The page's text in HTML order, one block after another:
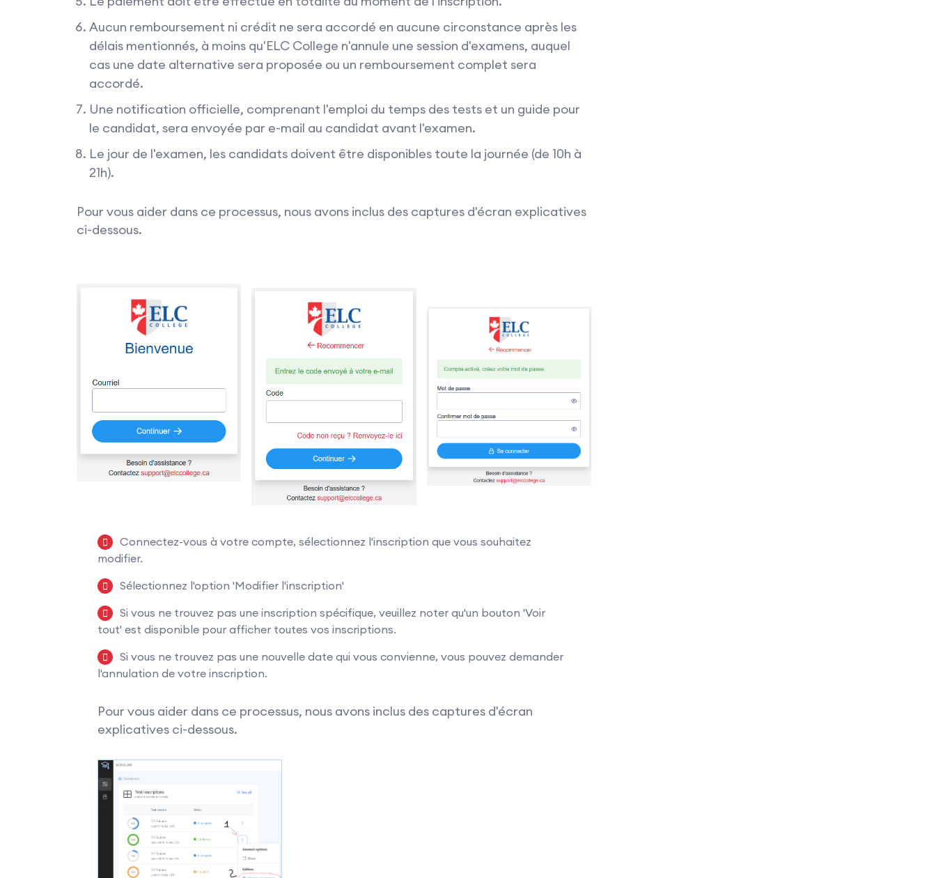
Aucun remboursement ni crédit ne sera accordé en aucune circonstance après les
délais mentionnés, à moins qu'ELC College n'annule une session d'examens, auquel
cas une date alternative sera proposée ou un remboursement complet sera
accordé.
Une notification officielle, comprenant l'emploi du temps des tests et un guide pour
le candidat, sera envoyée par e-mail au candidat avant l'examen.
Le jour de l'examen, les candidats doivent être disponibles toute la journée (de 10h à
21h).
Pour vous aider dans ce processus, nous avons inclus des captures d'écran explicatives
ci-dessous.
Connectez-vous à votre compte, sélectionnez l'inscription que vous souhaitez
modifier.
Sélectionnez l'option 'Modifier l'inscription'
Si vous ne trouvez pas une inscription spécifique, veuillez noter qu'un bouton 'Voir
tout' est disponible pour afficher toutes vos inscriptions.
Si vous ne trouvez pas une nouvelle date qui vous convienne, vous pouvez demander
l'annulation de votre inscription.
Pour vous aider dans ce processus, nous avons inclus des captures d'écran
explicatives ci-dessous.